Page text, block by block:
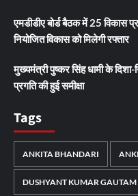
एमडीडीए बोर्ड बैठक में 25 विकास
नियोजित विकास को मिलेगी रफ्तार
मुख्यमंत्री पुष्कर सिंह धामी के
प्रगति की हुई समीक्षा
Tags
ANKITA BHANDARI
DUSHYANT KUMAR GAUTAM